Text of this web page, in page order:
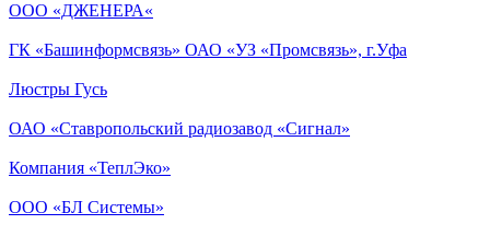
ООО «ДЖЕНЕРА«
ГК «Башинформсвязь» ОАО «УЗ «Промсвязь», г.Уфа
Люстры Гусь
ОАО «Ставропольский радиозавод «Сигнал»
Компания «ТеплЭко»
ООО «БЛ Системы»